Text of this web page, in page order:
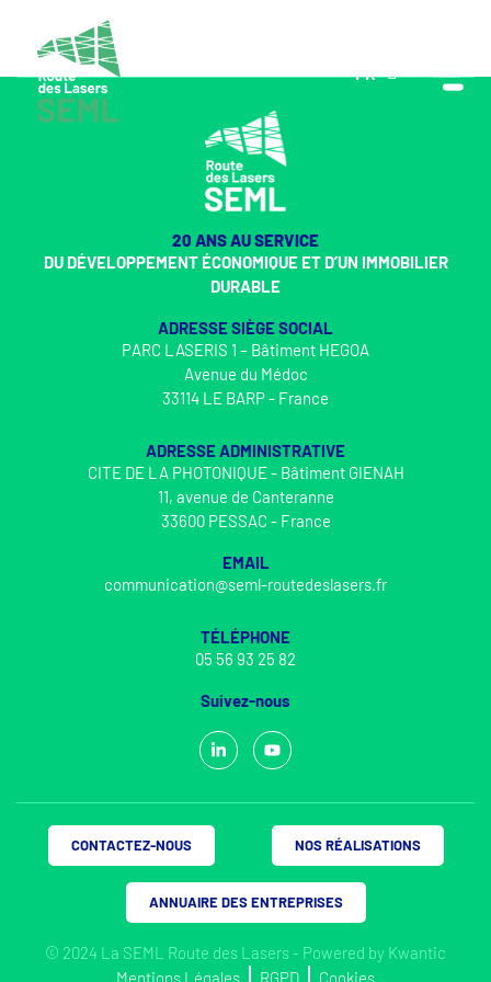
FR
EN
20 ANS AU SERVICE
DU DÉVELOPPEMENT ÉCONOMIQUE ET D’UN IMMOBILIER
DURABLE
ADRESSE SIÈGE SOCIAL
PARC LASERIS 1 – Bâtiment HEGOA
Avenue du Médoc
33114 LE BARP - France
ADRESSE ADMINISTRATIVE
CITE DE LA PHOTONIQUE - Bâtiment GIENAH
11, avenue de Canteranne
33600 PESSAC - France
EMAIL
communication@seml-routedeslasers.fr
TÉLÉPHONE
05 56 93 25 82
Suivez-nous
© 2024 La SEML Route des Lasers - Powered by Kwantic
Mentions Légales
RGPD Cookies
CONTACTEZ-NOUS NOS RÉALISATIONS
ANNUAIRE DES ENTREPRISES